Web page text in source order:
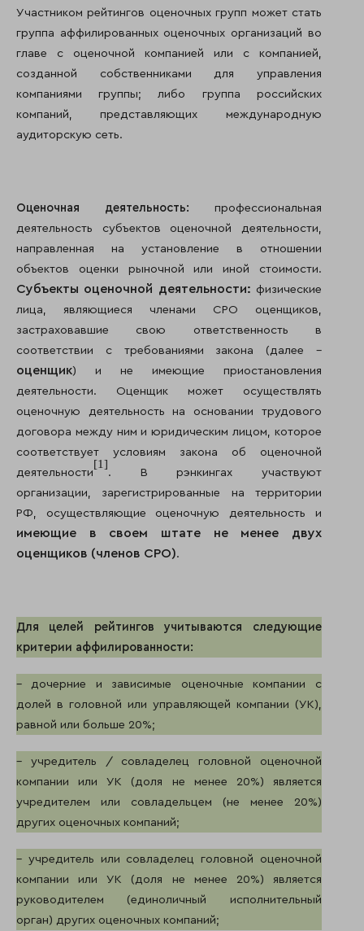
Участником рейтингов оценочных групп может стать
группа аффилированных оценочных организаций во
главе с оценочной компанией или с компанией,
созданной собственниками для управления
компаниями группы; либо группа российских
компаний, представляющих международную
аудиторскую сеть.
Оценочная деятельность: профессиональная
деятельность субъектов оценочной деятельности,
направленная на установление в отношении
объектов оценки рыночной или иной стоимости.
Субъекты оценочной деятельности: физические
лица, являющиеся членами СРО оценщиков,
застраховавшие свою ответственность в
соответствии с требованиями закона (далее –
оценщик) и не имеющие приостановления
деятельности. Оценщик может осуществлять
оценочную деятельность на основании трудового
договора между ним и юридическим лицом, которое
соответствует условиям закона об оценочной
деятельности
[1]
. В рэнкингах участвуют
организации, зарегистрированные на территории
РФ, осуществляющие оценочную деятельность и
имеющие в своем штате не менее двух
оценщиков (членов СРО).
Для целей рейтингов учитываются следующие
критерии аффилированности:
– дочерние и зависимые оценочные компании с
долей в головной или управляющей компании (УК),
равной или больше 20%;
– учредитель / совладелец головной оценочной
компании или УК (доля не менее 20%) является
учредителем или совладельцем (не менее 20%)
других оценочных компаний;
– учредитель или совладелец головной оценочной
компании или УК (доля не менее 20%) является
руководителем (единоличный исполнительный
орган) других оценочных компаний;